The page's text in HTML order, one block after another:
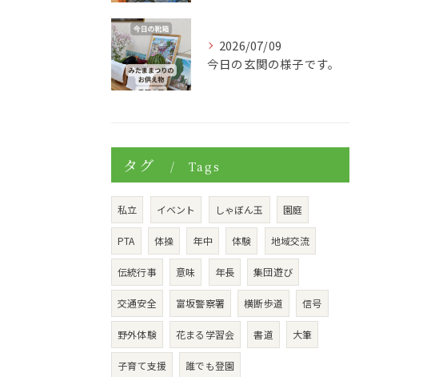
2026/07/09
今日の玄関の様子です。
タグ Tags
私立 イベント しゃぼん玉 園庭
PTA 体操 年中 体験 地域交流
伝統行事 意味 年長 集団遊び
交通安全 富坂警察署 横断歩道 信号
野外体験 花まる学習会 書道 大筆
子育て支援 誰でも登園